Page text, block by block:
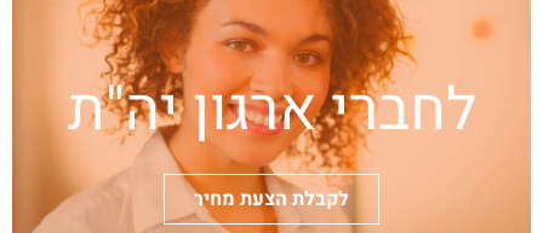
לחברי ארגון יה"ת
לקבלת הצעת מחיר